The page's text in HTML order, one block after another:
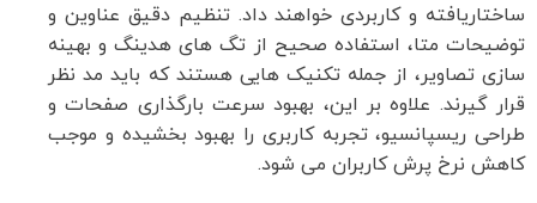
ساختاریافته و کاربردی خواهند داد. تنظیم دقیق عناوین و
توضیحات متا، استفاده صحیح از تگ های هدینگ و بهینه
سازی تصاویر، از جمله تکنیک هایی هستند که باید مد نظر
قرار گیرند. علاوه بر این، بهبود سرعت بارگذاری صفحات و
طراحی ریسپانسیو، تجربه کاربری را بهبود بخشیده و موجب
کاهش نرخ پرش کاربران می شود.